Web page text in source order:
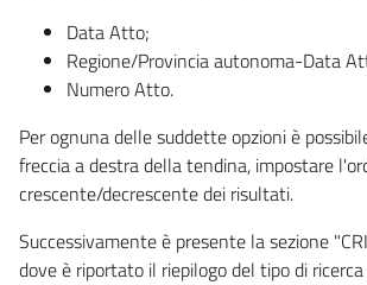
Data Atto;
Regione/Provincia autonoma-Data
Numero Atto.
Per ognuna delle suddette opzioni è
freccia a destra della tendina, impostare
crescente/decrescente dei risultati.
Successivamente è presente la sezione
dove è riportato il riepilogo del tipo di